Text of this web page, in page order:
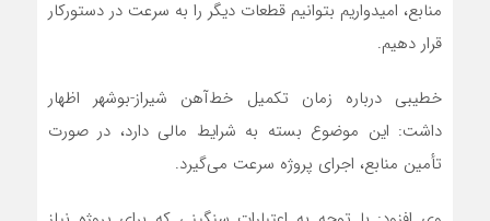
منابع، امیدواریم بتوانیم قطعات دیگر را به سرعت در دستورکار
قرار دهیم.
خطیبی درباره زمان تکمیل خط‌آهن شیراز-بوشهر اظهار
داشت: این موضوع بسته به شرایط مالی دارد، در صورت
تأمین منابع، اجرای پروژه سرعت می‌گیرد.